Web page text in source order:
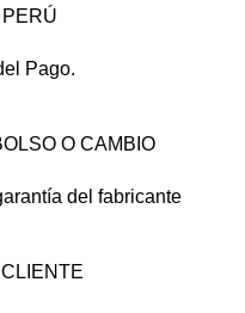
Pago.
O CAMBIO
del fabricante